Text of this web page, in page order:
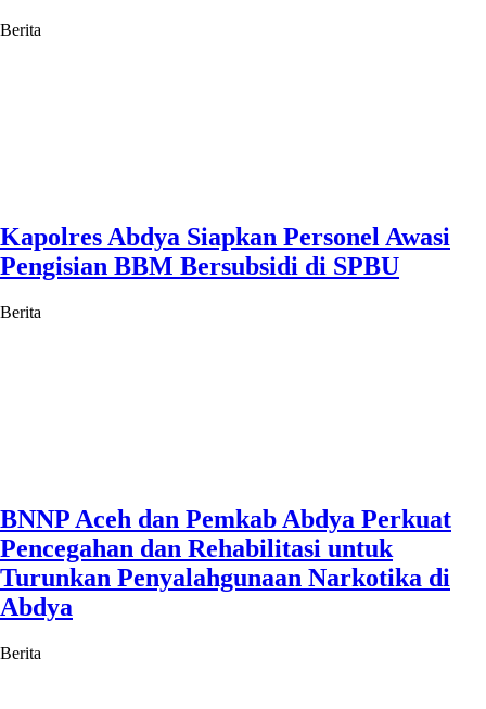
Berita
Kapolres Abdya Siapkan Personel Awasi
Pengisian BBM Bersubsidi di SPBU
Berita
BNNP Aceh dan Pemkab Abdya Perkuat
Pencegahan dan Rehabilitasi untuk
Turunkan Penyalahgunaan Narkotika di
Abdya
Berita